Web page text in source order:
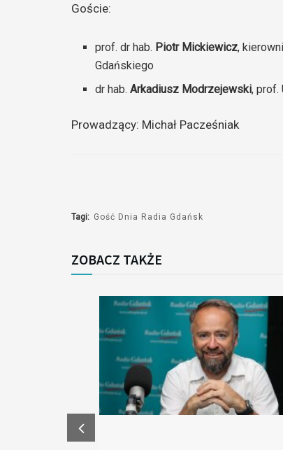
Goście:
prof. dr hab. Piotr Mickiewicz,
Gdańskiego
dr hab.Arkadiusz Modrzejewski, prof.
Prowadzący: Michał Pacześniak
Tagi: Gość Dnia Radia Gdańsk
ZOBACZ TAKŻE